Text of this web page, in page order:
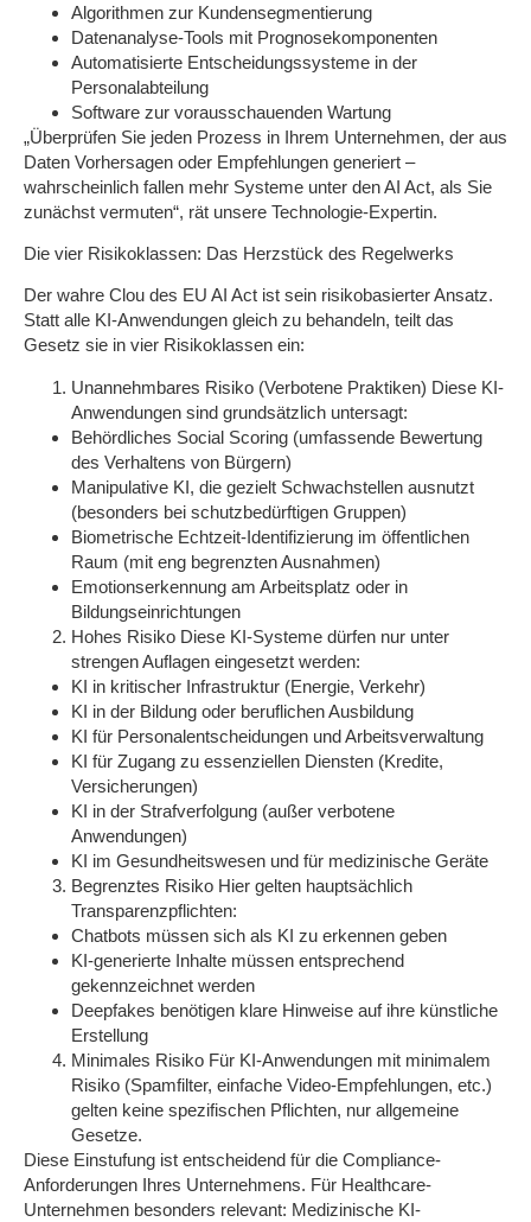
Algorithmen zur Kundensegmentierung
Datenanalyse-Tools mit Prognosekomponenten
Automatisierte Entscheidungssysteme in der
Personalabteilung
Software zur vorausschauenden Wartung
„Überprüfen Sie jeden Prozess in Ihrem Unternehmen, der aus
Daten Vorhersagen oder Empfehlungen generiert –
wahrscheinlich fallen mehr Systeme unter den AI Act, als Sie
zunächst vermuten“, rät unsere Technologie-Expertin.
Die vier Risikoklassen: Das Herzstück des Regelwerks
Der wahre Clou des EU AI Act ist sein risikobasierter Ansatz.
Statt alle KI-Anwendungen gleich zu behandeln, teilt das
Gesetz sie in vier Risikoklassen ein:
Unannehmbares Risiko (Verbotene Praktiken) Diese KI-
Anwendungen sind grundsätzlich untersagt:
Behördliches Social Scoring (umfassende Bewertung
des Verhaltens von Bürgern)
Manipulative KI, die gezielt Schwachstellen ausnutzt
(besonders bei schutzbedürftigen Gruppen)
Biometrische Echtzeit-Identifizierung im öffentlichen
Raum (mit eng begrenzten Ausnahmen)
Emotionserkennung am Arbeitsplatz oder in
Bildungseinrichtungen
Hohes Risiko Diese KI-Systeme dürfen nur unter
strengen Auflagen eingesetzt werden:
KI in kritischer Infrastruktur (Energie, Verkehr)
KI in der Bildung oder beruflichen Ausbildung
KI für Personalentscheidungen und Arbeitsverwaltung
KI für Zugang zu essenziellen Diensten (Kredite,
Versicherungen)
KI in der Strafverfolgung (außer verbotene
Anwendungen)
KI im Gesundheitswesen und für medizinische Geräte
Begrenztes Risiko Hier gelten hauptsächlich
Transparenzpflichten:
Chatbots müssen sich als KI zu erkennen geben
KI-generierte Inhalte müssen entsprechend
gekennzeichnet werden
Deepfakes benötigen klare Hinweise auf ihre künstliche
Erstellung
Minimales Risiko Für KI-Anwendungen mit minimalem
Risiko (Spamfilter, einfache Video-Empfehlungen, etc.)
gelten keine spezifischen Pflichten, nur allgemeine
Gesetze.
Diese Einstufung ist entscheidend für die Compliance-
Anforderungen Ihres Unternehmens. Für Healthcare-
Unternehmen besonders relevant: Medizinische KI-